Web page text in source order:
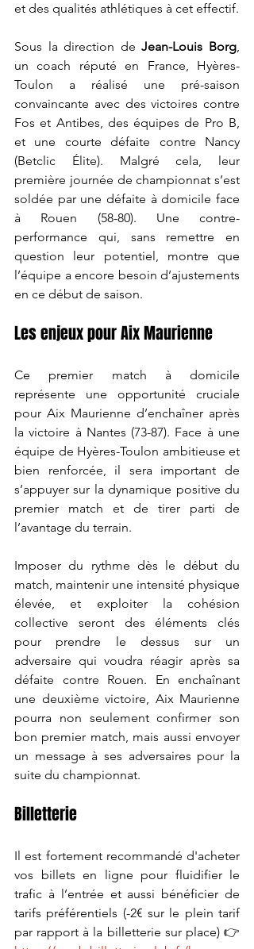
et des qualités athlétiques à cet effectif.
Sous la direction de Jean-Louis Borg,
un coach réputé en France, Hyères-
Toulon a réalisé une pré-saison
convaincante avec des victoires contre
Fos et Antibes, des équipes de Pro B,
et une courte défaite contre Nancy
(Betclic Élite). Malgré cela, leur
première journée de championnat s’est
soldée par une défaite à domicile face
à Rouen (58-80). Une contre-
performance qui, sans remettre en
question leur potentiel, montre que
l’équipe a encore besoin d’ajustements
en ce début de saison.
Les enjeux pour Aix Maurienne
Ce premier match à domicile
représente une opportunité cruciale
pour Aix Maurienne d’enchaîner après
la victoire à Nantes (73-87). Face à une
équipe de Hyères-Toulon ambitieuse et
bien renforcée, il sera important de
s’appuyer sur la dynamique positive du
premier match et de tirer parti de
l’avantage du terrain.
Imposer du rythme dès le début du
match, maintenir une intensité physique
élevée, et exploiter la cohésion
collective seront des éléments clés
pour prendre le dessus sur un
adversaire qui voudra réagir après sa
défaite contre Rouen. En enchaînant
une deuxième victoire, Aix Maurienne
pourra non seulement confirmer son
bon premier match, mais aussi envoyer
un message à ses adversaires pour la
suite du championnat.
Billetterie
Il est fortement recommandé d'acheter
vos billets en ligne pour fluidifier le
trafic à l’entrée et aussi bénéficier de
tarifs préférentiels (-2€ sur le plein tarif